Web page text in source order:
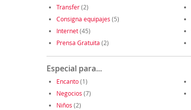
Transfer(2)
Consigna equipajes (5)
Internet(45)
Prensa Gratuita (2)
Especial para...
Encanto(1)
Negocios (7)
Niños (2)